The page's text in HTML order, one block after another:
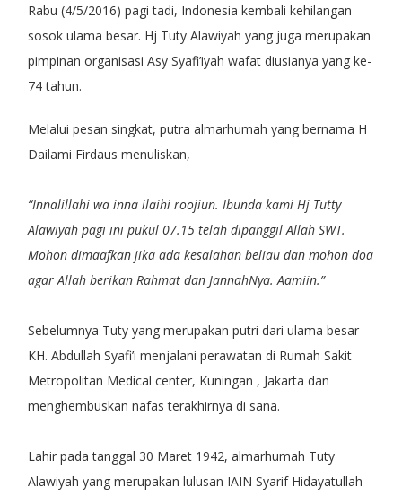
Rabu (4/5/2016) pagi tadi, Indonesia kembali kehilangan
sosok ulama besar. Hj Tuty Alawiyah yang juga merupakan
pimpinan organisasi Asy Syafi’iyah wafat diusianya yang ke-
74 tahun.
Melalui pesan singkat, putra almarhumah yang bernama H
Dailami Firdaus menuliskan,
“Innalillahi wa inna ilaihi roojiun. Ibunda kami Hj Tutty
Alawiyah pagi ini pukul 07.15 telah dipanggil Allah SWT.
Mohon dimaafkan jika ada kesalahan beliau dan mohon doa
agar Allah berikan Rahmat dan JannahNya. Aamiin.”
Sebelumnya Tuty yang merupakan putri dari ulama besar
KH. Abdullah Syafi’i menjalani perawatan di Rumah Sakit
Metropolitan Medical center, Kuningan , Jakarta dan
menghembuskan nafas terakhirnya di sana.
Lahir pada tanggal 30 Maret 1942, almarhumah Tuty
Alawiyah yang merupakan lulusan IAIN Syarif Hidayatullah